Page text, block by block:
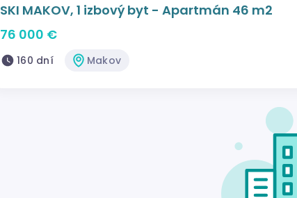
SKI MAKOV, 1 izbový byt - Apartmán 46 m2
76 000 €
160 dní Makov